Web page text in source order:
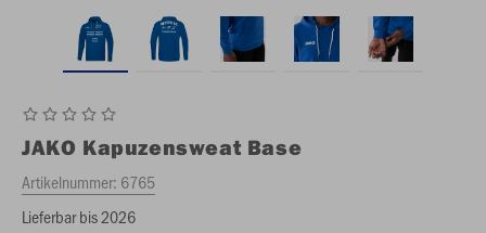
JAKO Kapuzensweat Base
Artikelnummer: 6765
Lieferbar bis 2026